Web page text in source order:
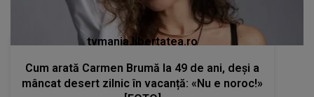
tvmania.libertatea.ro
Cum arată Carmen Brumă la 49 de ani, deși a
mâncat desert zilnic în vacanță: «Nu e noroc!»